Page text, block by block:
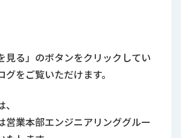
見る」のボタンをクリックしてい
をご覧いただけます。
営業本部エンジニアリンググルー